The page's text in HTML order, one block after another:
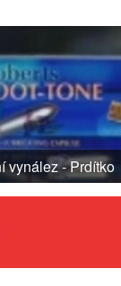
vynález - Prdítko